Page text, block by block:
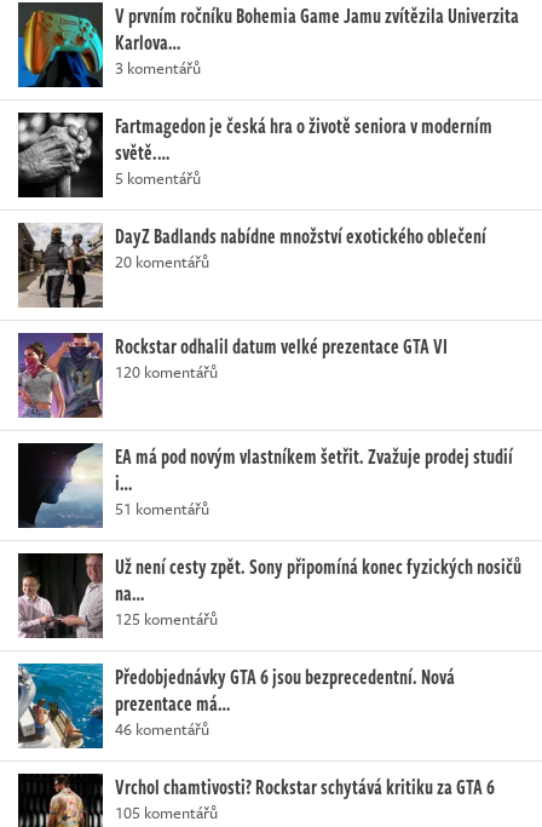
V prvním ročníku Bohemia Game Jamu zvítězila Univerzita
Karlova…
3 komentářů
Fartmagedon je česká hra o životě seniora v moderním
světě.…
5 komentářů
DayZ Badlands nabídne množství exotického oblečení
20 komentářů
Rockstar odhalil datum velké prezentace GTA VI
120 komentářů
EA má pod novým vlastníkem šetřit. Zvažuje prodej studií
i…
51 komentářů
Už není cesty zpět. Sony připomíná konec fyzických nosičů
na…
125 komentářů
Předobjednávky GTA 6 jsou bezprecedentní. Nová
prezentace má…
46 komentářů
Vrchol chamtivosti? Rockstar schytává kritiku za GTA 6
105 komentářů